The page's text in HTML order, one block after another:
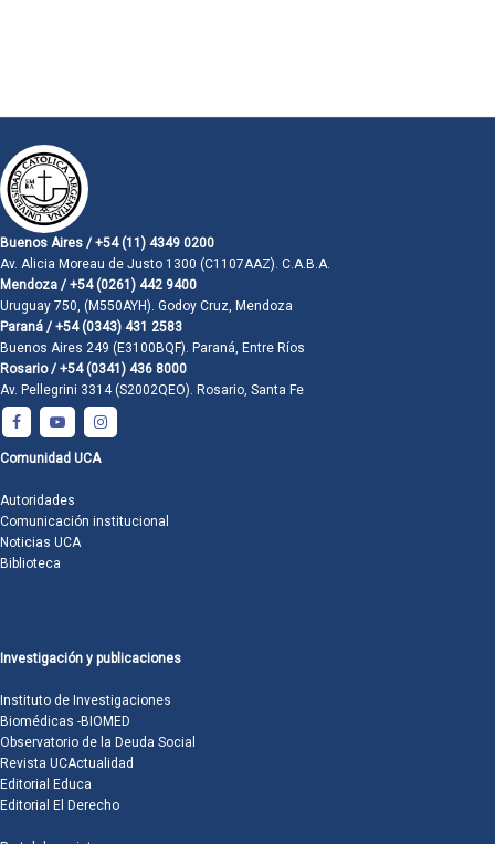
Buenos Aires / +54 (11) 4349 0200
Av. Alicia Moreau de Justo 1300 (C1107AAZ). C.A.B.A.
Mendoza / +54 (0261) 442 9400
Uruguay 750, (M550AYH). Godoy Cruz, Mendoza
Paraná / +54 (0343) 431 2583
Buenos Aires 249 (E3100BQF). Paraná, Entre Ríos
Rosario / +54 (0341) 436 8000
Av. Pellegrini 3314 (S2002QEO). Rosario, Santa Fe
Comunidad UCA
Autoridades
Comunicación institucional
Noticias UCA
Biblioteca
Investigación y publicaciones
Instituto de Investigaciones
Biomédicas -BIOMED
Observatorio de la Deuda Social
Revista UCActualidad
Editorial Educa
Editorial El Derecho